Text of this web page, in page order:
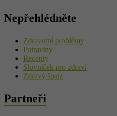
Nepřehlédněte
Zdravotní problémy
Potraviny
Recepty
Slovníček pro zdraví
Zdravý špajz
Partneři